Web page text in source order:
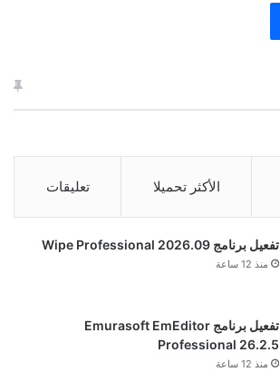
الأكثر تحميلا تعليقات
تفعيل برنامج Wipe Professional 2026.09
منذ 12 ساعة
تفعيل برنامج Emurasoft EmEditor
Professional 26.2.5
منذ 12 ساعة